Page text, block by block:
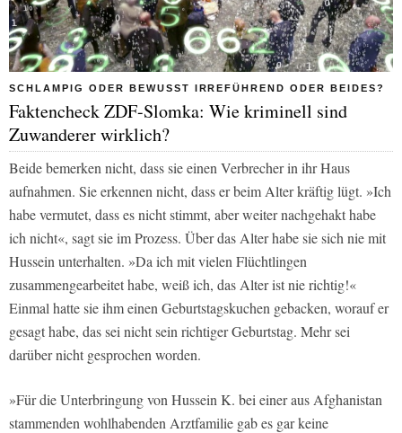
SCHLAMPIG ODER BEWUSST IRREFÜHREND ODER BEIDES?
Faktencheck ZDF-Slomka: Wie kriminell sind
Zuwanderer wirklich?
Beide bemerken nicht, dass sie einen Verbrecher in ihr Haus
aufnahmen. Sie erkennen nicht, dass er beim Alter kräftig lügt. »Ich
habe vermutet, dass es nicht stimmt, aber weiter nachgehakt habe
ich nicht«, sagt sie im Prozess. Über das Alter habe sie sich nie mit
Hussein unterhalten. »Da ich mit vielen Flüchtlingen
zusammengearbeitet habe, weiß ich, das Alter ist nie richtig!«
Einmal hatte sie ihm einen Geburtstagskuchen gebacken, worauf er
gesagt habe, das sei nicht sein richtiger Geburtstag. Mehr sei
darüber nicht gesprochen worden.
»Für die Unterbringung von Hussein K. bei einer aus Afghanistan
stammenden wohlhabenden Arztfamilie gab es gar keine